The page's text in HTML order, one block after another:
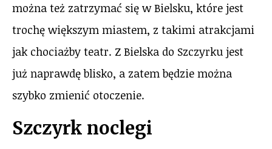
można też zatrzymać się w Bielsku, które jest
trochę większym miastem, z takimi atrakcjami
jak chociażby teatr. Z Bielska do Szczyrku jest
już naprawdę blisko, a zatem będzie można
szybko zmienić otoczenie.
Szczyrk noclegi